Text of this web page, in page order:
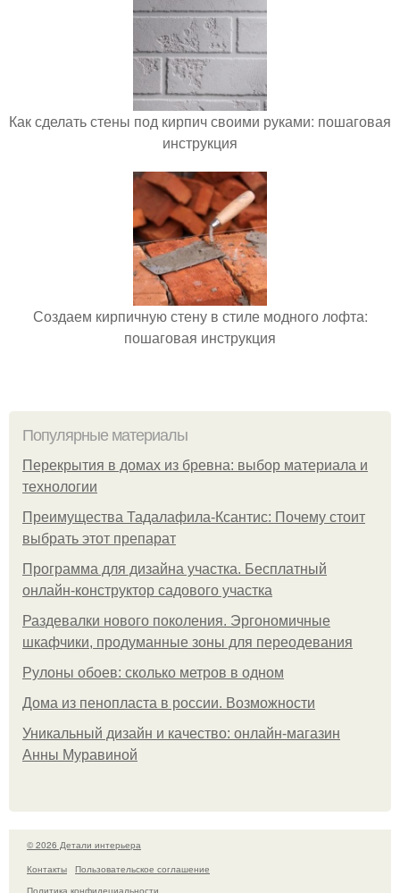
Как сделать стены под кирпич своими руками: пошаговая
инструкция
Создаем кирпичную стену в стиле модного лофта:
пошаговая инструкция
Популярные материалы
Перекрытия в домах из бревна: выбор материала и
технологии
Преимущества Тадалафила-Ксантис: Почему стоит
выбрать этот препарат
Программа для дизайна участка. Бесплатный
онлайн-конструктор садового участка
Раздевалки нового поколения. Эргономичные
шкафчики, продуманные зоны для переодевания
Рулоны обоев: сколько метров в одном
Дома из пенопласта в россии. Возможности
Уникальный дизайн и качество: онлайн-магазин
Анны Муравиной
© 2026 Детали интерьера
Контакты
Пользовательское соглашение
Политика конфидециальности